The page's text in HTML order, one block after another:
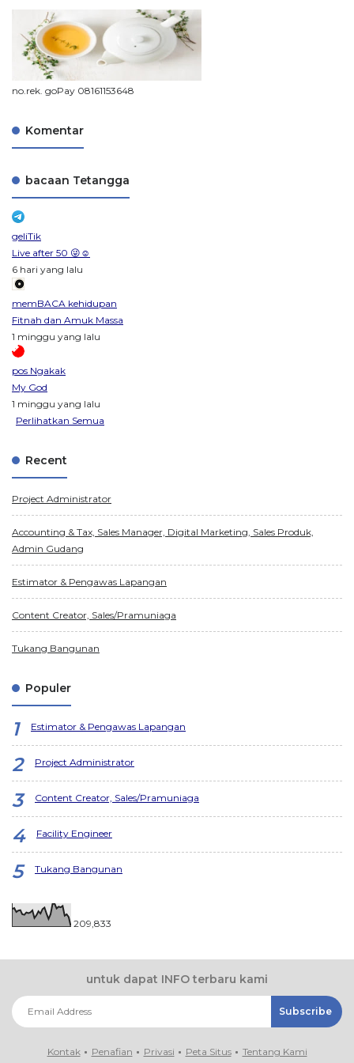
no.rek. goPay 08161153648
Komentar
bacaan Tetangga
geliTik
Live after 50 😜☺️
6 hari yang lalu
memBACA kehidupan
Fitnah dan Amuk Massa
1 minggu yang lalu
pos Ngakak
My God
1 minggu yang lalu
Perlihatkan Semua
Recent
Project Administrator
Accounting & Tax, Sales Manager, Digital Marketing, Sales Produk,
Admin Gudang
Estimator & Pengawas Lapangan
Content Creator, Sales/Pramuniaga
Tukang Bangunan
Populer
Estimator & Pengawas Lapangan
Project Administrator
Content Creator, Sales/Pramuniaga
Facility Engineer
Tukang Bangunan
209,833
untuk dapat INFO terbaru kami
Kontak Penafian Privasi Peta Situs Tentang Kami